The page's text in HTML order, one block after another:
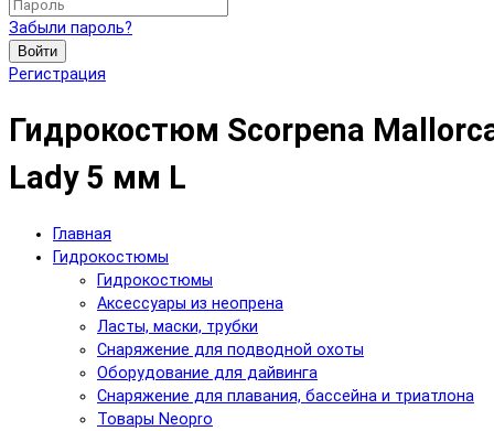
Забыли пароль?
Войти
Регистрация
Гидрокостюм Scorpena
Lady 5 мм L
Главная
Гидрокостюмы
Гидрокостюмы
Аксессуары из неопрена
Ласты, маски, трубки
Снаряжение для подводной охоты
Оборудование для дайвинга
Снаряжение для плавания, бассейна и триатлона
Товары Neopro